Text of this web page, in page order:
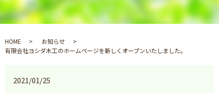
HOME
お知らせ
有限会社ヨシダ木工のホームページを新しくオープンいたしました。
2021/01/25